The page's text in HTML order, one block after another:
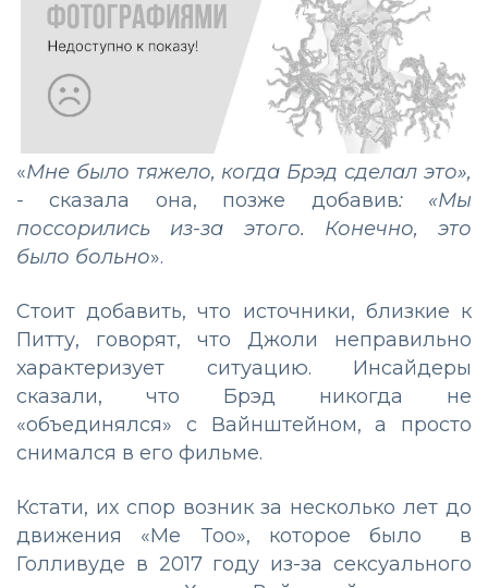
«Мне было тяжело, когда Брэд сделал это»,
-сказала она, позже добавив: «Мы
поссорились из-за этого. Конечно, это
было больно».
Стоит добавить, что источники, близкие к
Питту, говорят, что Джоли неправильно
характеризует ситуацию. Инсайдеры
сказали, что Брэд никогда не
«объединялся» с Вайнштейном, а просто
снимался в его фильме.
Кстати, их спор возник за несколько лет до
движения «Me Too», которое было в
Голливуде в 2017 году из-за сексуального